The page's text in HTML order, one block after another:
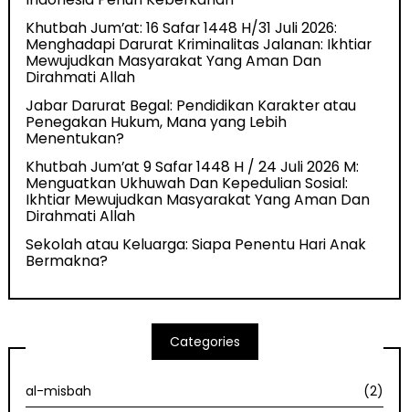
Khutbah Jum’at: 16 Safar 1448 H/31 Juli 2026:
Menghadapi Darurat Kriminalitas Jalanan: Ikhtiar
Mewujudkan Masyarakat Yang Aman Dan
Dirahmati Allah
Jabar Darurat Begal: Pendidikan Karakter atau
Penegakan Hukum, Mana yang Lebih
Menentukan?
Khutbah Jum’at 9 Safar 1448 H / 24 Juli 2026 M:
Menguatkan Ukhuwah Dan Kepedulian Sosial:
Ikhtiar Mewujudkan Masyarakat Yang Aman Dan
Dirahmati Allah
Sekolah atau Keluarga: Siapa Penentu Hari Anak
Bermakna?
Categories
al-misbah
(2)